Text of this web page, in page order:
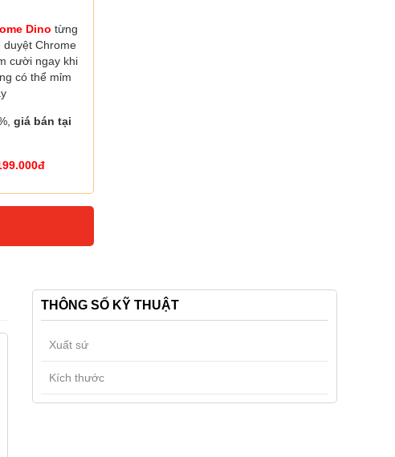
Dino từng
Chrome
cười ngay khi
có thể mỉm
giá bán tại
THÔNG SỐ KỸ THUẬT
Xuất sứ
Kích thước